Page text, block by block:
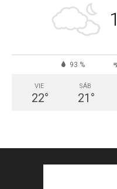
93 %
VIE
22°
SÁB
21 °